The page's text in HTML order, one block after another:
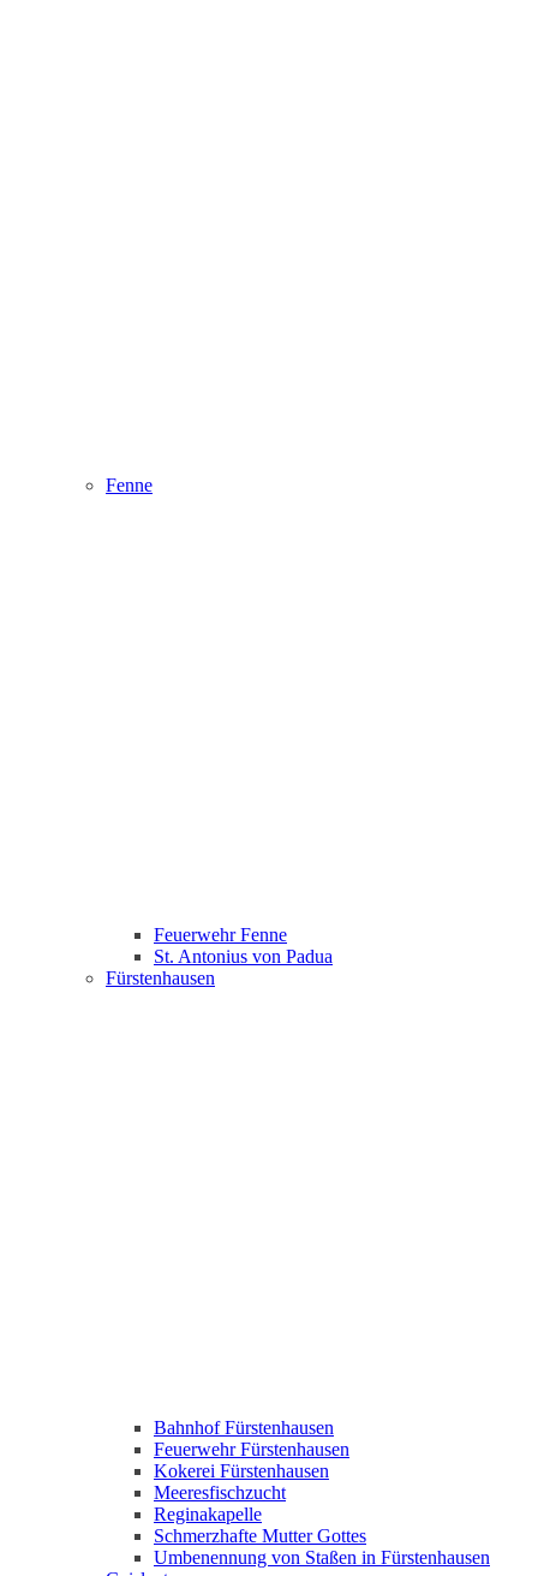
Fenne
Feuerwehr Fenne
St. Antonius von Padua
Fürstenhausen
Bahnhof Fürstenhausen
Feuerwehr Fürstenhausen
Kokerei Fürstenhausen
Meeresfischzucht
Reginakapelle
Schmerzhafte Mutter Gottes
Umbenennung von Staßen in Fürstenhausen